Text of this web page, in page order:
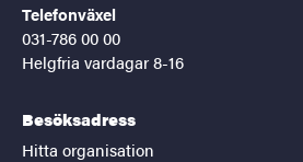
Telefonväxel
031-786 00 00
Helgfria vardagar 8-16
Besöksadress
Hitta organisation